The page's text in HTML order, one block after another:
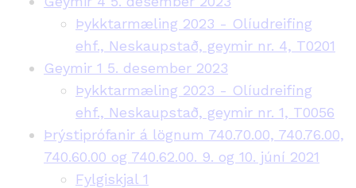
Þykktarmæling 2023 - Olíudreifing
ehf., Neskaupstað, geymir nr. 4, T0201
Geymir 1 5. desember 2023
Þykktarmæling 2023 - Olíudreifing
ehf., Neskaupstað, geymir nr. 1, T0056
Þrýstiprófanir á lögnum 740.70.00, 740.76.00,
740.60.00 og 740.62.00. 9. og 10. júní 2021
Fylgiskjal 1